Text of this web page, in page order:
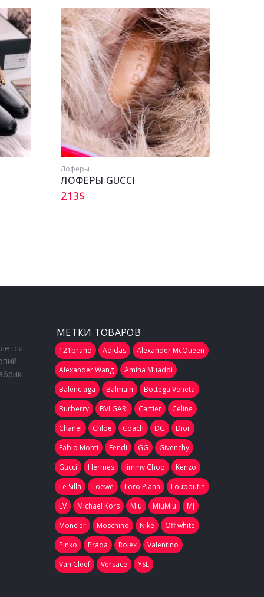
Лоферы
ЛОФЕРЫ GUCCI
213$
МЕТКИ ТОВАРОВ
121brand Adidas
Alexander McQueen
Alexander Wang
Amina Muaddi
Balenciaga
Balmain
Bottega Veneta
Burberry
BVLGARI Cartier
Celine
Chanel
Chloe Coach DG
Dior
Fabio Monti
Fendi GG
Givenchy
Gucci
Hermes Jimmy Choo
Kenzo
Le Silla
Loewe Loro Piana
Louboutin
LV
Michael Kors Miu MiuMiu
MJ
Moncler
Moschino Nike
Off white
Pinko
Prada Rolex
Valentino
Van Cleef
Versace YSL